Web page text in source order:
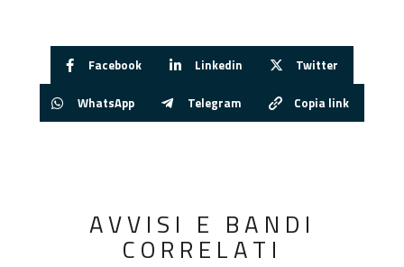
Facebook Linkedin Twitter
WhatsApp Telegram Copia link
AVVISI E BANDI
CORRELATI